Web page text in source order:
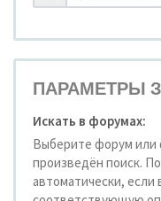
ПАРАМЕТРЫ
Искать в форумах:
Выберите форум или
произведён поиск.
автоматически,